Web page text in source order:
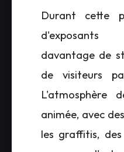
Durant cette
davantage de
de visiteurs
L'atmosphère
animée, avec
les graffitis,